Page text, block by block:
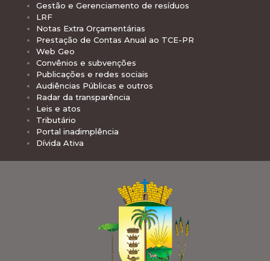
Gestão e Gerenciamento de resíduos
LRF
Notas Extra Orçamentárias
Prestação de Contas Anual ao TCE-PR
Web Geo
Convênios e subvenções
Publicações e redes sociais
Audiências Públicas e outros
Radar da transparência
Leis e atos
Tributário
Portal inadimplência
Dívida Ativa